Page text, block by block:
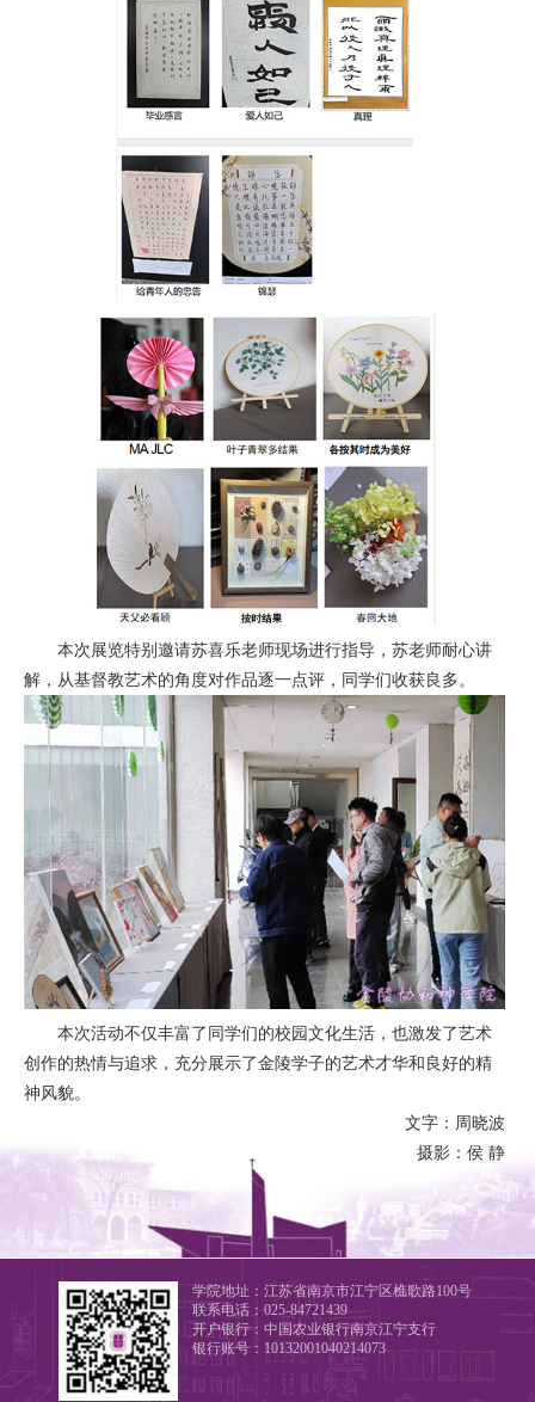
本次展览特别邀请苏喜乐老师现场进行指导，苏老师耐心讲
解，从基督教艺术的角度对作品逐一点评，同学们收获良多。
本次活动不仅丰富了同学们的校园文化生活，也激发了艺术
创作的热情与追求，充分展示了金陵学子的艺术才华和良好的精
神风貌。
文字：周晓波
摄影：侯 静
学院地址：江苏省南京市江宁区樵歌路100号
联系电话：025-84721439
开户银行：中国农业银行南京江宁支行
银行账号：10132001040214073